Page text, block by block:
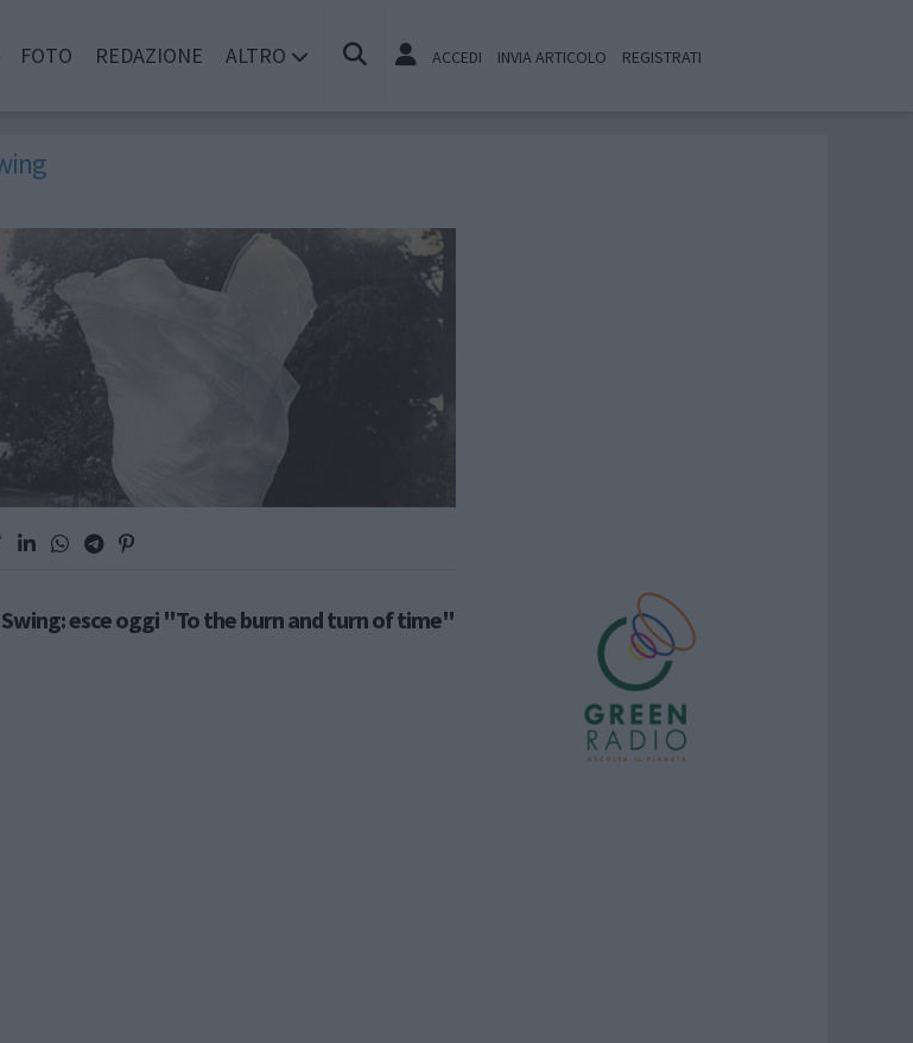
FOTO REDAZIONE ALTRO ACCEDI INVIA ARTICOLO REGISTRATI
esce oggi "To the burn and turn of time"